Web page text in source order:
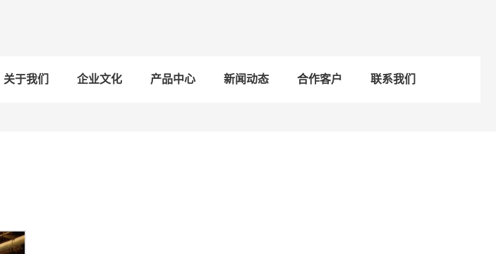
关于我们 企业文化 产品中心 新闻动态 合作客户 联系我们